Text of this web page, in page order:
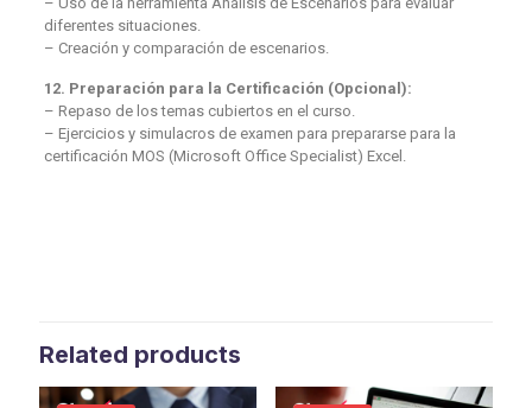
diferentes situaciones.
– Creación y comparación de escenarios.
12. Preparación para la Certificación (Opcional):
– Repaso de los temas cubiertos en el curso.
– Ejercicios y simulacros de examen para prepararse para la
certificación MOS (Microsoft Office Specialist) Excel.
Related products